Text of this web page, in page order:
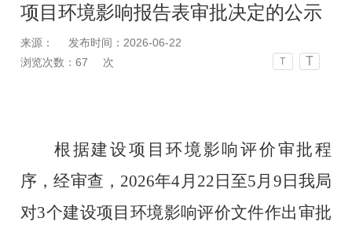
项目环境影响报告表审批决定的公示
来源：
发布时间：2026-06-22
浏览次数：67 次 T T
根据建设项目环境影响评价审批程
序，经审查， 2026年4 月 22 日至5 月 9 日 我局
对3个建设项目环境影响评价文件作出审批